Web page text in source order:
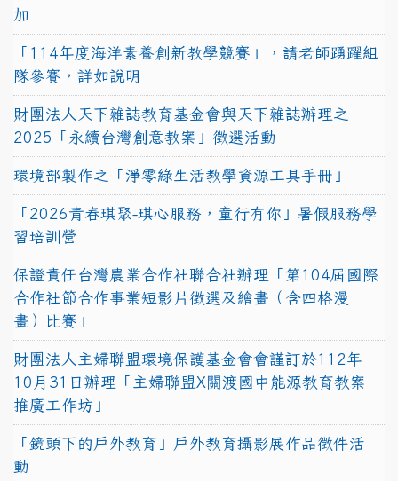
加
「114年度海洋素養創新教學競賽」，請老師踴躍組
隊參賽，詳如說明
財團法人天下雜誌教育基金會與天下雜誌辦理之
2025「永續台灣創意教案」徵選活動
環境部製作之「淨零綠生活教學資源工具手冊」
「2026青春琪聚-琪心服務，童行有你」暑假服務學
習培訓營
保證責任台灣農業合作社聯合社辦理「第104屆國際
合作社節合作事業短影片徵選及繪畫（含四格漫
畫）比賽」
財團法人主婦聯盟環境保護基金會會謹訂於112年
10月31日辦理「主婦聯盟X關渡國中能源教育教案
推廣工作坊」
「鏡頭下的戶外教育」戶外教育攝影展作品徵件活
動